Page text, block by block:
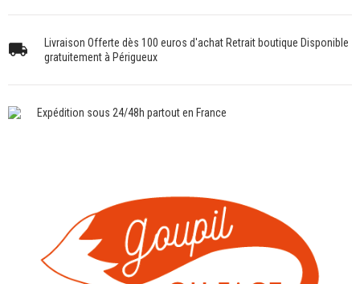
Livraison Offerte dès 100 euros d'achat Retrait boutique Disponible
gratuitement à Périgueux
Expédition sous 24/48h partout en France